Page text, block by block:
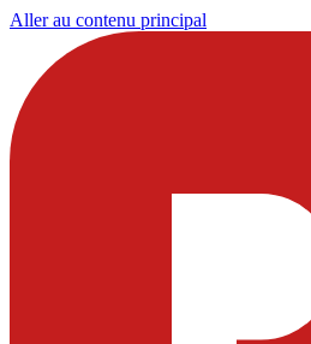
Aller au contenu principal